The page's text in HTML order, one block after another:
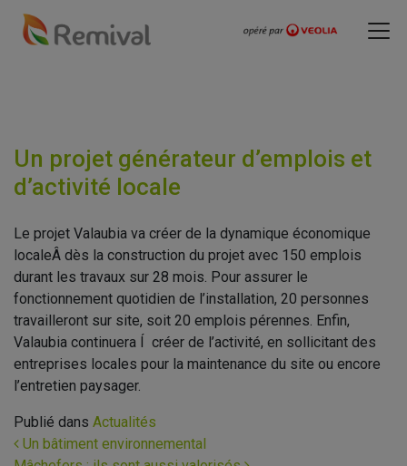
Un projet générateur d’emplois et
d’activité locale
Le projet Valaubia va créer de la dynamique économique
localeÂ dès la construction du projet avec 150 emplois
durant les travaux sur 28 mois. Pour assurer le
fonctionnement quotidien de l’installation, 20 personnes
travailleront sur site, soit 20 emplois pérennes. Enfin,
Valaubia continuera Í créer de l’activité, en sollicitant des
entreprises locales pour la maintenance du site ou encore
l’entretien paysager.
Publié dans Actualités
Navigation
Un bâtiment environnemental